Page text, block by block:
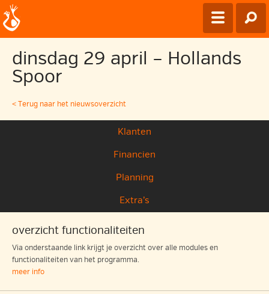
dinsdag 29 april – Hollands
Spoor
< Terug naar het nieuwsoverzicht
Klanten
Financien
Planning
Extra’s
overzicht functionaliteiten
Via onderstaande link krijgt je overzicht over alle modules en
functionaliteiten van het programma.
meer info